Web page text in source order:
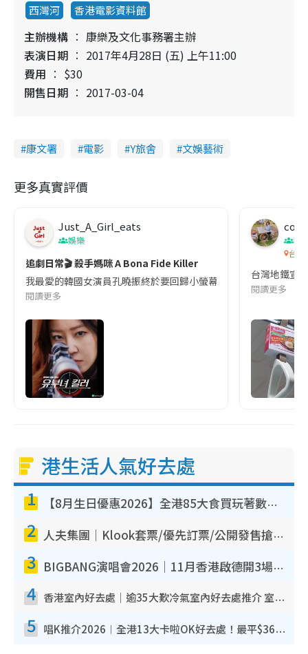
西灣河 香港電影資料館
主辦機構
康樂及文化事務署主辦
表演日期
2017年4月28日 (五) 上午11:00
費用
$30
開售日期
2017-03-04
康文署 電影 Y旅舍 文娛藝術
更多真實評價
Just_A_Girl_eats
娛樂
追劇日常🎬 殺手媽咪 A Bona Fide Killer
我最愛的韓國女演員孔曉振終於要回歸小螢幕啦!這次的劇本改編
閱讀更多
co
吹
台灣
台灣地鐵宣
閱讀更多
港生活人氣好去處
1 【8月生日優惠2026】全港85大食買玩著數攻略 自助餐/火鍋放題同行免費＋誠品/DONKI送現金券
2 人夫集團｜Klook套票/優先訂票/公開發售搶飛攻略！附票價.購票連結.場地座位表
3 BIGBANG演唱會2026｜11月香港啟德開3場！實名制VIP申請、優先購票攻略
4 香港室內好去處｜逾35大歎冷氣室內好去處推介 室內活動免費避雨無懼落雨
5 唱K推介2026︱全港13大卡啦OK好去處！最平$36起 日文K都有！(附地址+收費詳情)